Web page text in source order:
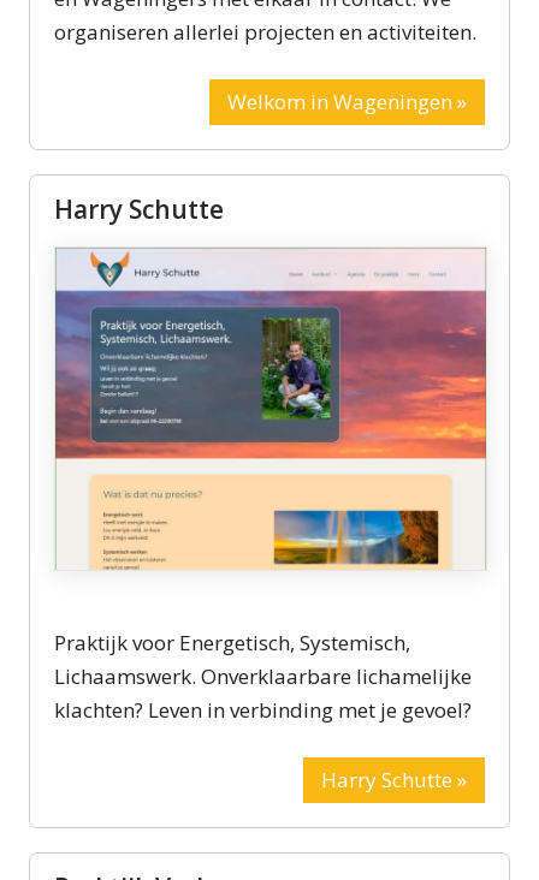
organiseren allerlei projecten en activiteiten.
Welkom in Wageningen »
Harry Schutte
Praktijk voor Energetisch, Systemisch,
Lichaamswerk. Onverklaarbare lichamelijke
klachten? Leven in verbinding met je gevoel?
Harry Schutte »